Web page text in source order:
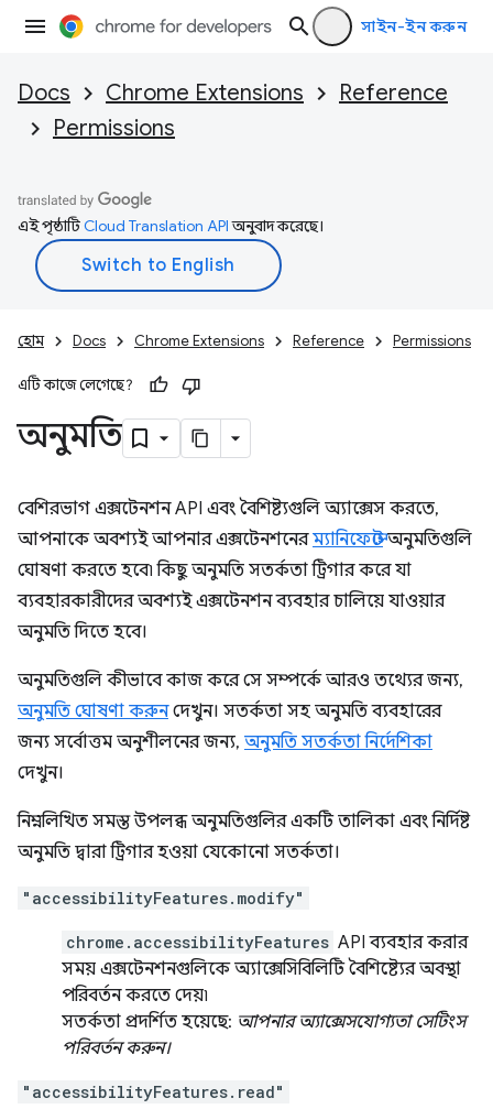
সাইন-ইন করুন
Docs Chrome Extensions
Reference
Permissions
এই পৃষ্ঠাটিCloud Translation APIঅনুবাদ করেছে।
হোম Docs Chrome Extensions Reference Permissions
এটি কাজে লেগেছে?
অনুমতি
বেশিরভাগ এক্সটেনশন API এবং বৈশিষ্ট্যগুলি অ্যাক্সেস করতে,
আপনাকে অবশ্যই আপনার এক্সটেনশনেরম্যানিফেস্টেঅনুমতিগুলি
ঘোষণা করতে হবে৷ কিছু অনুমতি সতর্কতা ট্রিগার করে যা
ব্যবহারকারীদের অবশ্যই এক্সটেনশন ব্যবহার চালিয়ে যাওয়ার
অনুমতি দিতে হবে।
অনুমতিগুলি কীভাবে কাজ করে সে সম্পর্কে আরও তথ্যের জন্য,
অনুমতি ঘোষণা করুনদেখুন। সতর্কতা সহ অনুমতি ব্যবহারের
জন্য সর্বোত্তম অনুশীলনের জন্য, অনুমতি সতর্কতা নির্দেশিকা
দেখুন।
নিম্নলিখিত সমস্ত উপলব্ধ অনুমতিগুলির একটি তালিকা এবং নির্দিষ্ট
অনুমতি দ্বারা ট্রিগার হওয়া যেকোনো সতর্কতা।
"accessibilityFeatures.modify"
chrome.accessibilityFeatures API ব্যবহার করার
সময় এক্সটেনশনগুলিকে অ্যাক্সেসিবিলিটি বৈশিষ্ট্যের অবস্থা
পরিবর্তন করতে দেয়৷
সতর্কতা প্রদর্শিত হয়েছে: আপনার অ্যাক্সেসযোগ্যতা সেটিংস
পরিবর্তন করুন।
"accessibilityFeatures.read"